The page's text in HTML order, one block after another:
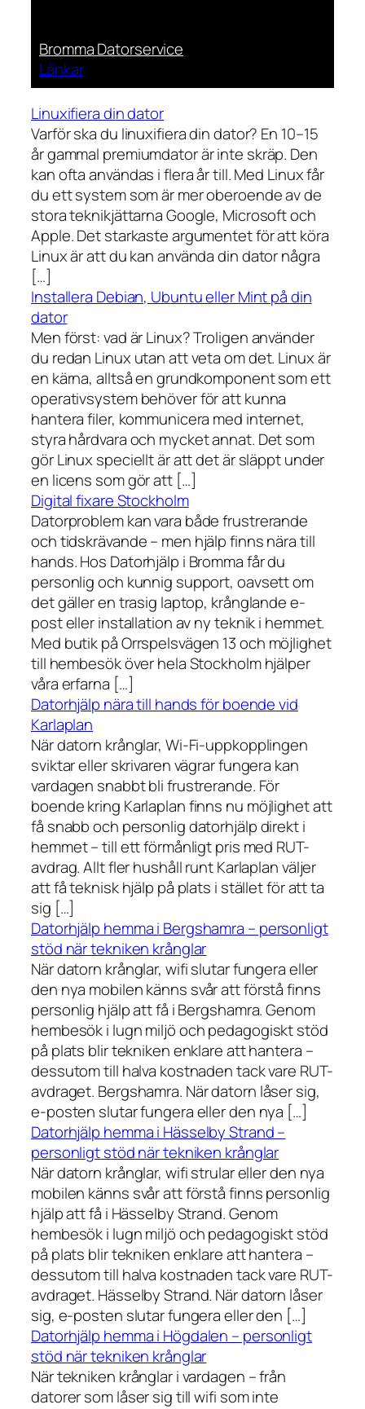
Bromma Datorservice
Länkar
Linuxifiera din dator
Varför ska du linuxifiera din dator? En 10–15
år gammal premiumdator är inte skräp. Den
kan ofta användas i flera år till. Med Linux får
du ett system som är mer oberoende av de
stora teknikjättarna Google, Microsoft och
Apple. Det starkaste argumentet för att köra
Linux är att du kan använda din dator några
[…]
Installera Debian, Ubuntu eller Mint på din
dator
Men först: vad är Linux? Troligen använder
du redan Linux utan att veta om det. Linux är
en kärna, alltså en grundkomponent som ett
operativsystem behöver för att kunna
hantera filer, kommunicera med internet,
styra hårdvara och mycket annat. Det som
gör Linux speciellt är att det är släppt under
en licens som gör att […]
Digital fixare Stockholm
Datorproblem kan vara både frustrerande
och tidskrävande – men hjälp finns nära till
hands. Hos Datorhjälp i Bromma får du
personlig och kunnig support, oavsett om
det gäller en trasig laptop, krånglande e-
post eller installation av ny teknik i hemmet.
Med butik på Orrspelsvägen 13 och möjlighet
till hembesök över hela Stockholm hjälper
våra erfarna […]
Datorhjälp nära till hands för boende vid
Karlaplan
När datorn krånglar, Wi-Fi-uppkopplingen
sviktar eller skrivaren vägrar fungera kan
vardagen snabbt bli frustrerande. För
boende kring Karlaplan finns nu möjlighet att
få snabb och personlig datorhjälp direkt i
hemmet – till ett förmånligt pris med RUT-
avdrag. Allt fler hushåll runt Karlaplan väljer
att få teknisk hjälp på plats i stället för att ta
sig […]
Datorhjälp hemma i Bergshamra – personligt
stöd när tekniken krånglar
När datorn krånglar, wifi slutar fungera eller
den nya mobilen känns svår att förstå finns
personlig hjälp att få i Bergshamra. Genom
hembesök i lugn miljö och pedagogiskt stöd
på plats blir tekniken enklare att hantera –
dessutom till halva kostnaden tack vare RUT-
avdraget. Bergshamra. När datorn låser sig,
e-posten slutar fungera eller den nya […]
Datorhjälp hemma i Hässelby Strand –
personligt stöd när tekniken krånglar
När datorn krånglar, wifi strular eller den nya
mobilen känns svår att förstå finns personlig
hjälp att få i Hässelby Strand. Genom
hembesök i lugn miljö och pedagogiskt stöd
på plats blir tekniken enklare att hantera –
dessutom till halva kostnaden tack vare RUT-
avdraget. Hässelby Strand. När datorn låser
sig, e-posten slutar fungera eller den […]
Datorhjälp hemma i Högdalen – personligt
stöd när tekniken krånglar
När tekniken krånglar i vardagen – från
datorer som låser sig till wifi som inte